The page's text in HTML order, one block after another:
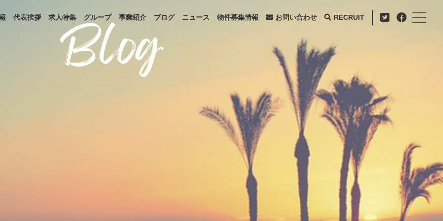
代表挨拶 求人特集 グループ 事業紹介 ブログ ニュース 物件募集情報 お問い合わせ RECRUIT